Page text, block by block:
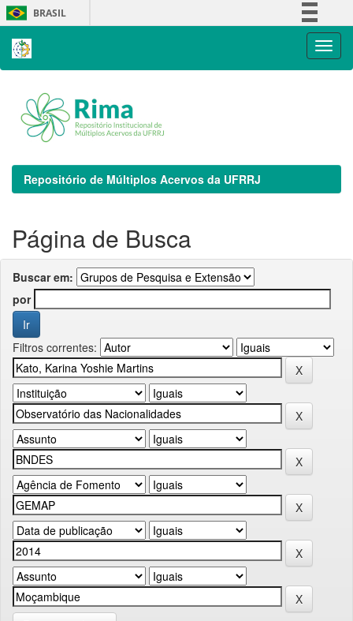
Skip
navigation
BRASIL
Repositório de Múltiplos Acervos da UFRRJ
Página de Busca
Buscar em:
por
Filtros correntes: